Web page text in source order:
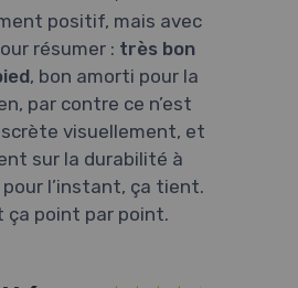
positif, mais avec
résumer : très bon
, bon amorti pour la
par contre ce n’est
visuellement, et
sur la durabilité à
l’instant, ça tient.
point par point.